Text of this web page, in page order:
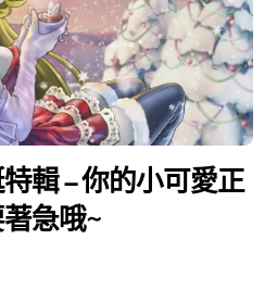
輯 – 你的小可愛正
急哦~